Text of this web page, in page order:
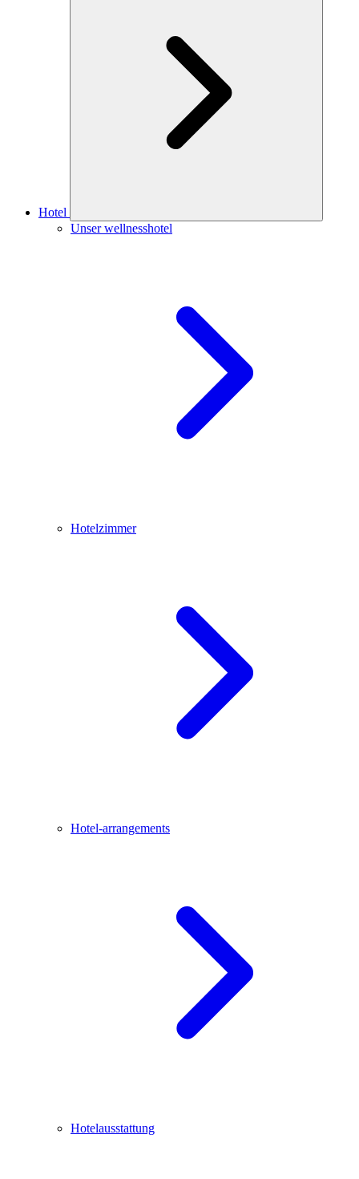
Hotel
Unser wellnesshotel
Hotelzimmer
Hotel-arrangements
Hotelausstattung